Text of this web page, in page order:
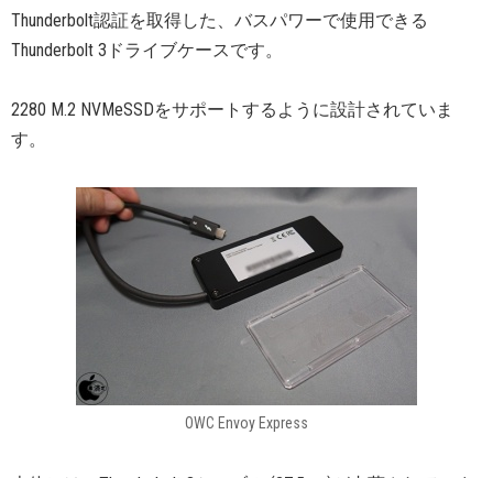
Thunderbolt認証を取得した、バスパワーで使用できる
Thunderbolt 3ドライブケースです。
2280 M.2 NVMeSSDをサポートするように設計されていま
す。
OWC Envoy Express